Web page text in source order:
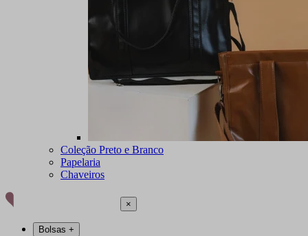
Coleção Preto e Branco
Papelaria
Chaveiros
×
Bolsas +